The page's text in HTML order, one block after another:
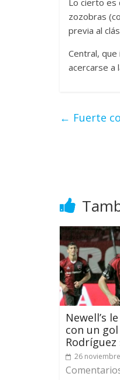
zozobras
previa al
Central,
acercarse a
← Fuerte
Newell’s
con un
26